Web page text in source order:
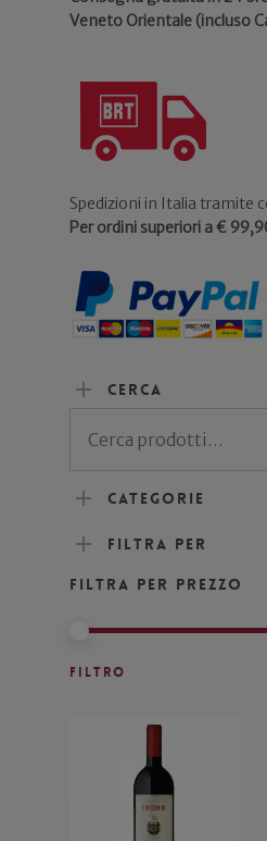
Veneto Orientale (incluso
Spedizioni in Italia tramite
Per ordini superiori a €
Cerca
Categorie
Filtra per
Filtra per prezzo
Filtro